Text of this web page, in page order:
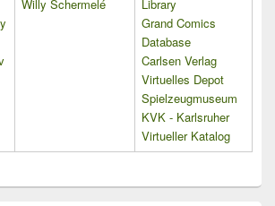
Willy Schermelé
Library
Grand Comics
Database
Carlsen Verlag
Virtuelles Depot
Spielzeugmuseum
KVK - Karlsruher
Virtueller Katalog